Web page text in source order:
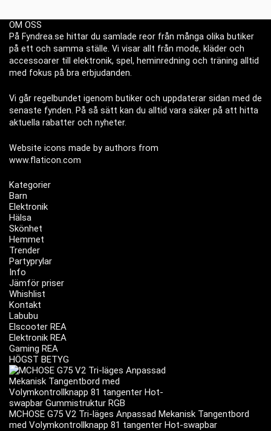
OM OSS
På Fyndrea.se hittar du samlade reor från många olika butiker
på ett och samma ställe. Vi visar allt från mode, kläder och
accessoarer till elektronik, spel, heminredning och träning alltid
med fokus på bra erbjudanden.
Vi går regelbundet igenom butiker och uppdaterar sidan med de
senaste fynden. På så sätt kan du alltid vara säker på att hitta
aktuella rabatter och nyheter.
Website icons made by authors from
www.flaticon.com
Kategorier
Barn
Elektronik
Hälsa
Skönhet
Hemmet
Trender
Partyprylar
Info
Jämför priser
Whishlist
Kontakt
Labubu
Elscooter REA
Elektronik REA
Gaming REA
HÖGST BETYG
MCHOSE G75 V2 Tri-läges Anpassad Mekanisk Tangentbord
med Volymkontrollknapp 81 tangenter Hot-swapbar